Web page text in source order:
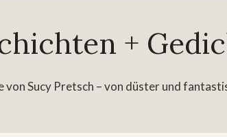
+
Sucy Pretsch – von düster und